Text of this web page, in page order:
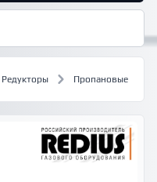
Редукторы Пропановые